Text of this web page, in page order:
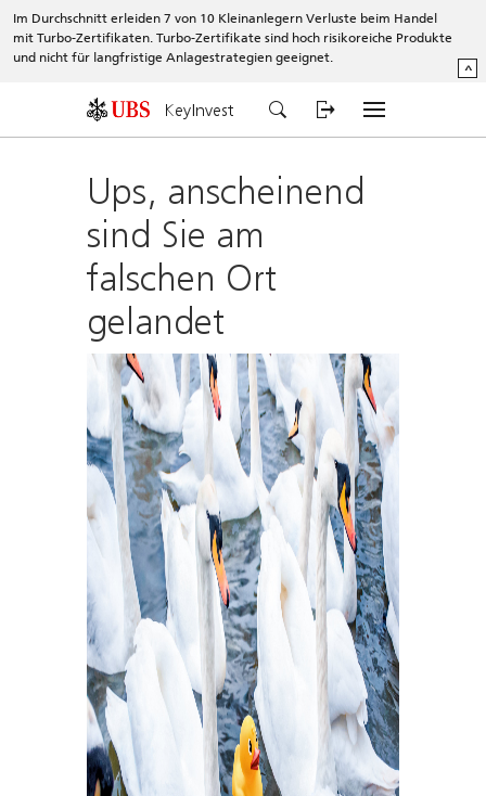
Im Durchschnitt erleiden 7 von 10 Kleinanlegern Verluste beim Handel
mit Turbo-Zertifikaten. Turbo-Zertifikate sind hoch risikoreiche Produkte
und nicht für langfristige Anlagestrategien geeignet.
^
KeyInvest
Ups, anscheinend
sind Sie am
falschen Ort
gelandet